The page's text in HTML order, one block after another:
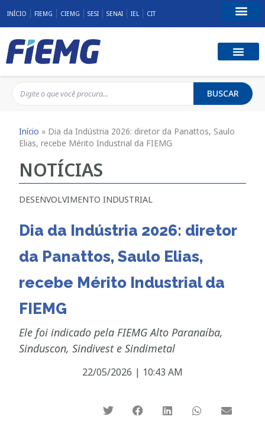
INÍCIO FIEMG CIEMG SESI SENAI IEL CIT
BUSCAR
Início » Dia da Indústria 2026: diretor da Panattos, Saulo
Elias, recebe Mérito Industrial da FIEMG
NOTÍCIAS
DESENVOLVIMENTO INDUSTRIAL
Dia da Indústria 2026: diretor
da Panattos, Saulo Elias,
recebe Mérito Industrial da
FIEMG
Ele foi indicado pela FIEMG Alto Paranaíba,
Sinduscon, Sindivest e Sindimetal
22/05/2026 | 10:43 AM